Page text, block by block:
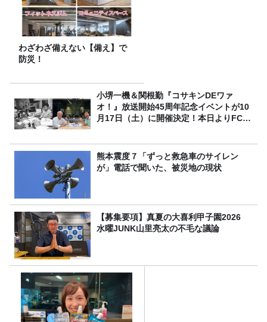
わざわざ備えない【備え】で
防災！
小堺一機＆関根勤『コサキンDEワァ
オ！』放送開始45周年記念イベントが10
月17日（土）に開催決定！本日よりFC先
熊本震度７「ずっと救急車のサイレン
が」電話で聞いた、被災地の現状
【募集要項】真夏の大喜利甲子園2026
水曜JUNK山里亮太の不毛な議論